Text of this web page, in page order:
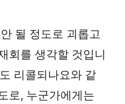
될 정도로 괴롭고
회를 생각할 것입니
리콜되나요와 같
로, 누군가에게는